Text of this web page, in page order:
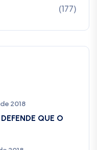
(177)
2018
QUE O